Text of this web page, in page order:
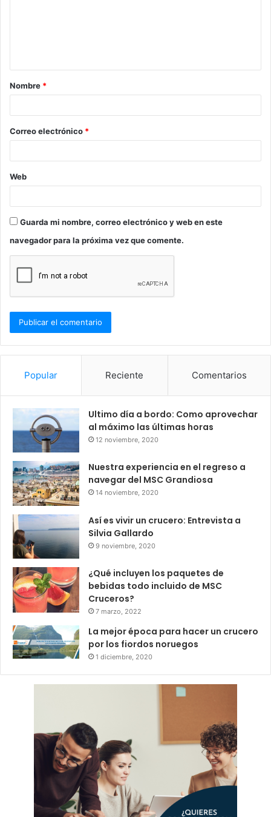
a
r
*
Nombre *
Correo electrónico *
Web
Guarda mi nombre, correo electrónico y web en este
navegador para la próxima vez que comente.
Popular Reciente Comentarios
Ultimo día a bordo: Como aprovechar
al máximo las últimas horas
12 noviembre, 2020
Nuestra experiencia en el regreso a
navegar del MSC Grandiosa
14 noviembre, 2020
Así es vivir un crucero: Entrevista a
Silvia Gallardo
9 noviembre, 2020
¿Qué incluyen los paquetes de
bebidas todo incluido de MSC
Cruceros?
7 marzo, 2022
La mejor época para hacer un crucero
por los fiordos noruegos
1 diciembre, 2020